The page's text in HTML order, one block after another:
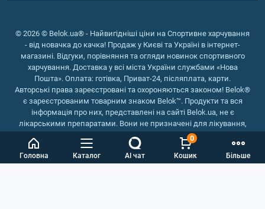
Головна Каталог AI чат Кошик
0
Більше
© 2026 © Belok.ua® - Найвигідніші ціни на Спортивне харчування
- від новачка до качка! Продаж у Києві та Україні в інтернет-
магазині. Відгуки, порівняння та огляди новинок спортивного
харчування. Доставка у всі міста України службами «Нова
Пошта». Оплата: готівка, Приват-24, післяплата, карти.
Авторські права зареєстровані та охороняються законом! Belok®
є зареєстрованим товарним знаком Belok™. Продукти та вся
інформація про них, представлені на сайті Belok.ua, не є
лікарськими препаратами. Вони не призначені для лікування,
зняття симптомів та запобігання хворобам.
Інтернет магазин Belok.ua
Інтернет магазин спортивного
харчування